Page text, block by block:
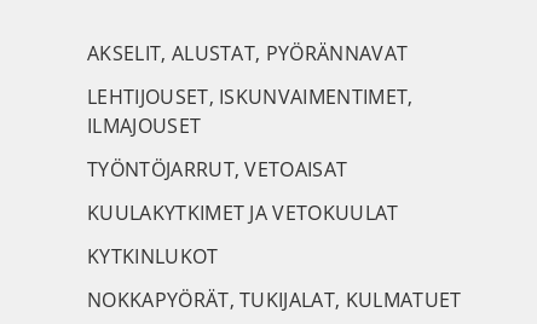
AKSELIT, ALUSTAT, PYÖRÄNNAVAT
LEHTIJOUSET, ISKUNVAIMENTIMET,
ILMAJOUSET
TYÖNTÖJARRUT, VETOAISAT
KUULAKYTKIMET JA VETOKUULAT
KYTKINLUKOT
NOKKAPYÖRÄT, TUKIJALAT, KULMATUET